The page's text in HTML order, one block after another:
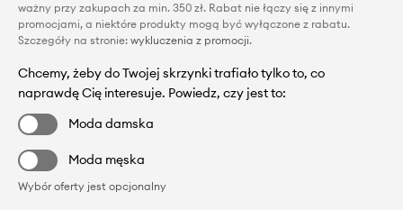
ważny przy zakupach za min. 350 zł. Rabat nie łączy się z innymi
promocjami, a niektóre produkty mogą być wyłączone z rabatu.
Szczegóły na stronie: wykluczenia z promocji.
Chcemy, żeby do Twojej skrzynki trafiało tylko to, co
naprawdę Cię interesuje. Powiedz, czy jest to:
Moda damska
Moda męska
Wybór oferty jest opcjonalny